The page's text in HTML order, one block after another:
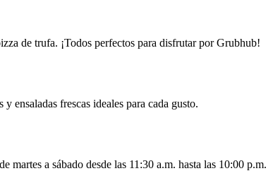
de trufa. ¡Todos perfectos para disfrutar por Grubhub!
ensaladas frescas ideales para cada gusto.
martes a sábado desde las 11:30 a.m. hasta las 10:00 p.m.